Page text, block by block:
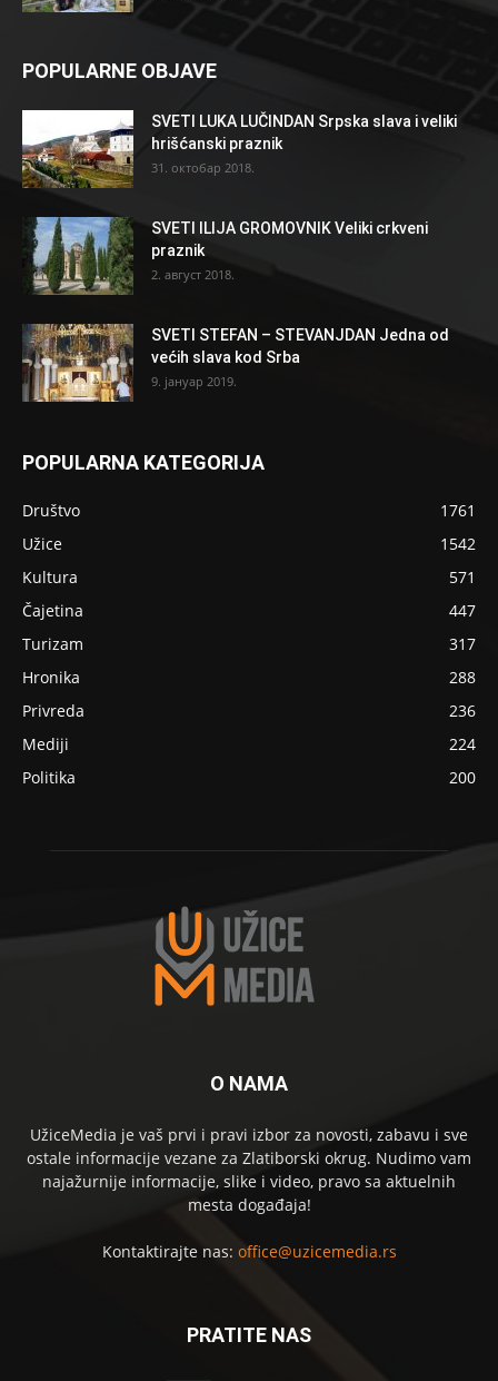
POPULARNE OBJAVE
SVETI LUKA LUČINDAN Srpska slava i veliki
hrišćanski praznik
31. октобар 2018.
SVETI ILIJA GROMOVNIK Veliki crkveni
praznik
2. август 2018.
SVETI STEFAN – STEVANJDAN Jedna od
većih slava kod Srba
9. јануар 2019.
POPULARNA KATEGORIJA
Društvo
1761
Užice
1542
Kultura
571
Čajetina
447
Turizam
317
Hronika
288
Privreda
236
Mediji
224
Politika
200
O NAMA
UžiceMedia je vaš prvi i pravi izbor za novosti, zabavu i sve
ostale informacije vezane za Zlatiborski okrug. Nudimo vam
najažurnije informacije, slike i video, pravo sa aktuelnih
mesta događaja!
Kontaktirajte nas: office@uzicemedia.rs
PRATITE NAS